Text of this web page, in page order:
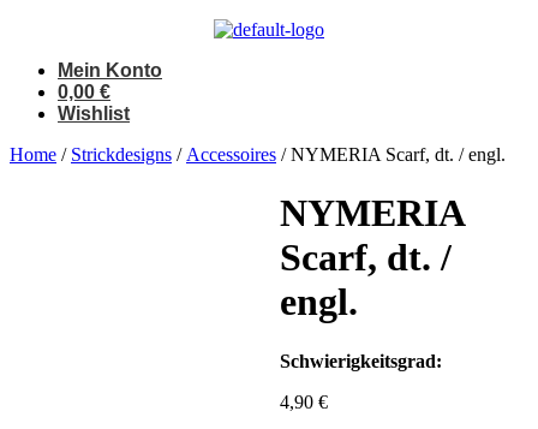
Mein Konto
0,00 €
Wishlist
Home / Strickdesigns / Accessoires / NYMERIA Scarf, dt. / engl.
NYMERIA
Scarf, dt. /
engl.
Schwierigkeitsgrad:
4,90 €